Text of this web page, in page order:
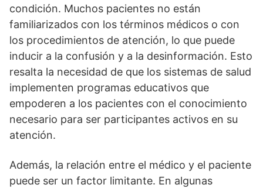
condición. Muchos pacientes no están
familiarizados con los términos médicos o con
los procedimientos de atención, lo que puede
inducir a la confusión y a la desinformación. Esto
resalta la necesidad de que los sistemas de salud
implementen programas educativos que
empoderen a los pacientes con el conocimiento
necesario para ser participantes activos en su
atención.
Además, la relación entre el médico y el paciente
puede ser un factor limitante. En algunas